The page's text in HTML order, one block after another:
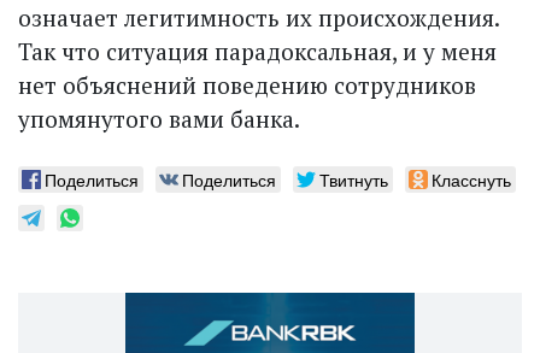
означает легитимность их происхождения.
Так что ситуация парадоксальная, и у меня
нет объяснений поведению сотрудников
упомянутого вами банка.
Поделиться Поделиться Твитнуть Класснуть